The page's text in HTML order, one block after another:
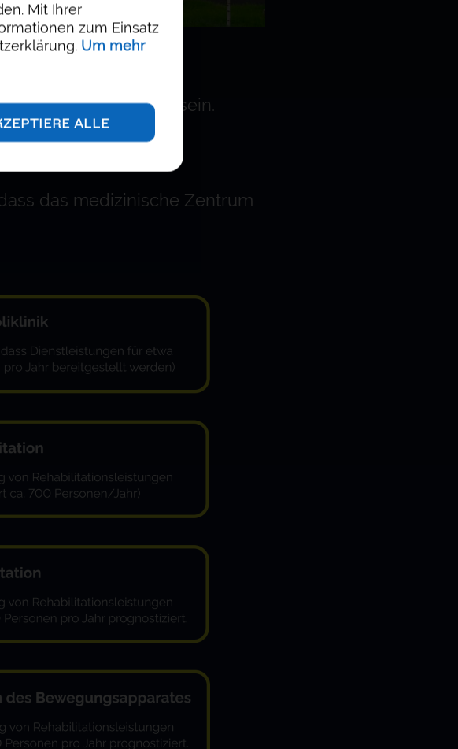
untergebracht sein.
Patientenzimmer,
das medizinische Zentrum
Mit Ihrer
zum Einsatz
Um mehr
ALLE